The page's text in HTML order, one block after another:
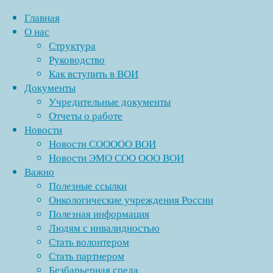
Перейти
содержимому
Главная
О нас
Структура
Руководство
Как вступить в ВОИ
Документы
Учредительные документы
Отчеты о работе
Новости
Новости СООООО ВОИ
Новости ЭМО СОО ООО ВОИ
Важно
Полезные ссылки
Онкологические учреждения России
Полезная информация
Людям с инвалидностью
Стать волонтером
Стать партнером
Безбарьерная среда
Главная
Записи
с
"Новый
Год"
Энгельсская
МО
СОО
ООО
в
социальных
«Спорт для всех»
Полезные ссылки
Рубрики
Без рубрики